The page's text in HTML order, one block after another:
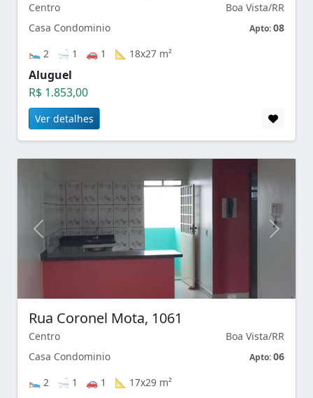
Centro
Boa Vista/RR
Casa Condominio
Apto:08
🛌 2 🛁 1 🚗 1 📐 18x27 m²
Aluguel
R$ 1.853,00
Ver detalhes
Rua Coronel Mota, 1061
Centro
Boa Vista/RR
Casa Condominio
Apto:06
🛌 2 🛁 1 🚗 1 📐 17x29 m²